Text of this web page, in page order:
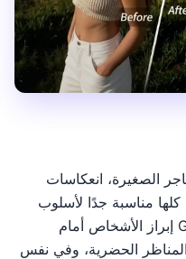
الصغيرة، انعكاسات
كلها مناسبة جدًا لأسلوب
الفلاش المباشر. قد يتيح فلاش G7X إبراز الأشخاص أمام
الحضرية، وفي نفس